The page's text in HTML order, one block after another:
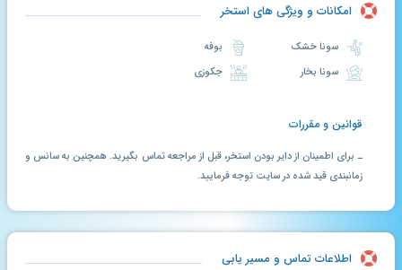
امکانات و ویژگی های استخر
سونا خشک
سونا بخار
جکوزی
قوانین و مقررات
ـ برای اطمینان از دایر بودن استخر، قبل از مراجعه تماس بگیرید. همچنین به سانس و
زمانبندی قید شده در سایت توجه فرمایید.
اطلاعات تماس و مسیر یابی